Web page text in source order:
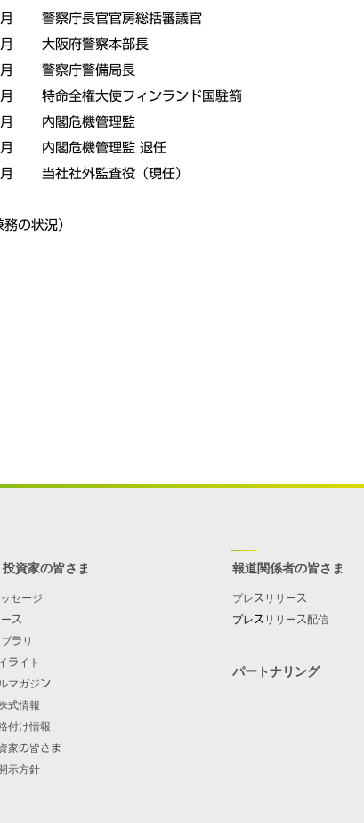
警察庁長官官房総括審議官
大阪府警察本部長
警察庁警備局長
特命全権大使フィンランド国駐箚
内閣危機管理監
内閣危機管理監 退任
当社社外監査役（現任）
務の状況）
資家の皆さま
セージ
ス
ラリ
ライト
マガジン
式情報
付け情報
家の皆さま
示方針
報道関係者の皆さま
プレスリリース
プレス リリース配信
パートナリング